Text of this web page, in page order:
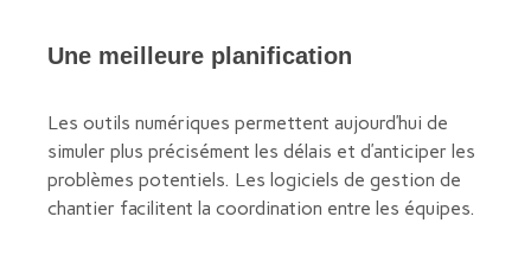
Une meilleure planification
Les outils numériques permettent aujourd’hui de
simuler plus précisément les délais et d’anticiper les
problèmes potentiels. Les logiciels de gestion de
chantier facilitent la coordination entre les équipes.